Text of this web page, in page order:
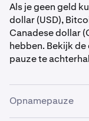
Als je geen geld
dollar (USD),
Canadese dollar
hebben. Bekijk
pauze te
Opnamepauze